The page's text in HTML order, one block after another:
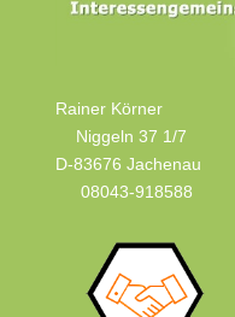
Rainer Körner
Niggeln 37 1/7
D-83676 Jachenau
08043-918588